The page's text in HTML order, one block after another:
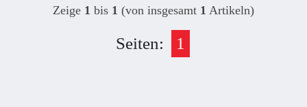
Zeige 1 bis 1 (von insgesamt 1 Artikeln)
Seiten: 1